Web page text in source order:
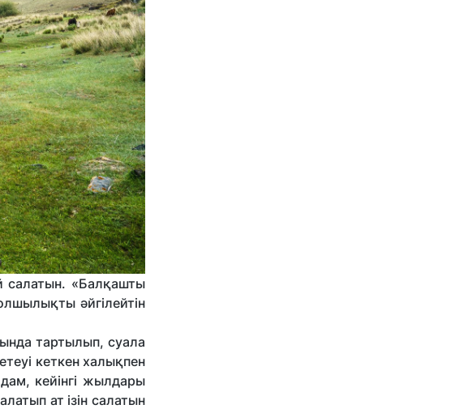
салатын. «Балқашты
әйгілейтін
тартылып, суала
кеткен халықпен
кейінгі жылдары
ат ізін салатын